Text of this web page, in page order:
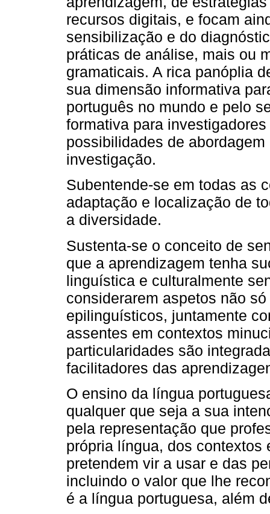
recursos digitais, e focam
sensibilização e do
práticas de análise, mais ou
gramaticais. A rica panóplia
sua dimensão informativa
português no mundo e pelo
formativa para
possibilidades de
investigação.
Subentende-se em todas as
adaptação e localização de
a diversidade.
Sustenta-se o conceito de
que a aprendizagem tenha
linguística e culturalmente
considerarem aspetos não
epilinguísticos, juntamente
assentes em contextos
particularidades são
facilitadores das
O ensino da língua
qualquer que seja a sua
pela representação que
própria língua, dos contextos
pretendem vir a usar e das
incluindo o valor que lhe
é a língua portuguesa, além